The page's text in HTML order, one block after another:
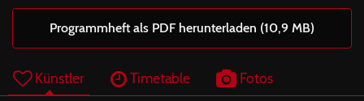
Programmheft als PDF herunterladen (10,9 MB)
Künstler Timetable Fotos